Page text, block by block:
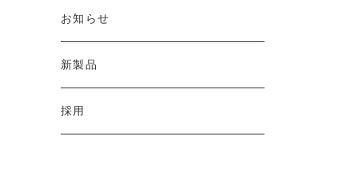
お知らせ
新製品
採用